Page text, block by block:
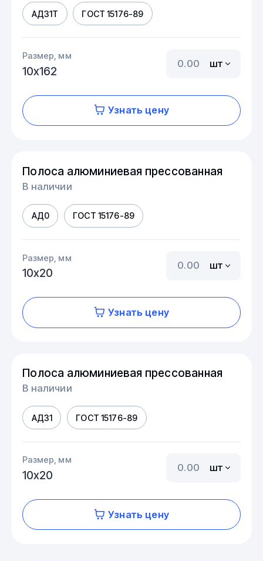
АД31Т ГОСТ 15176-89
Размер, мм
10х162
шт
Узнать цену
Полоса алюминиевая прессованная
В наличии
АД0 ГОСТ 15176-89
Размер, мм
10х20
шт
Узнать цену
Полоса алюминиевая прессованная
В наличии
АД31 ГОСТ 15176-89
Размер, мм
10х20
шт
Узнать цену